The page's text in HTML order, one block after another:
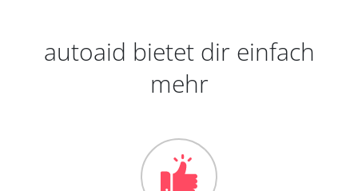
autoaid bietet dir einfach
mehr